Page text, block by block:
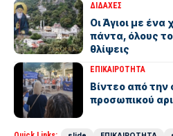
ΔΙΔΑΧΕΣ
Οι Άγιοι με ένα
πάντα, όλους
θλίψεις
ΕΠΙΚΑΙΡΟΤΗΤΑ
Βίντεο από
προσωπικού